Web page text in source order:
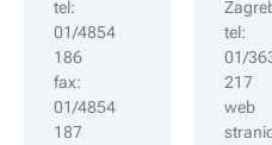
tel:
01/4854
186
fax:
01/4854
187
tel:
01/
217
web